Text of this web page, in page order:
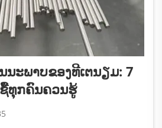
ະພາບຂອງທີເຕນຽມ: 7
ທຸກຄົນຄວນຮູ້